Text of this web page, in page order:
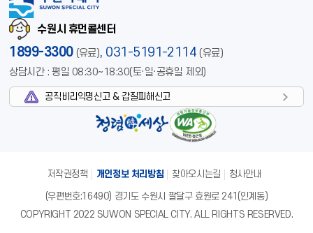
수원시 휴먼콜센터
1899-3300 (유료), 031-5191-2114 (유료)
상담시간 : 평일 08:30~18:30(토·일·공휴일 제외)
공직비리익명신고 & 갑질피해신고
저작권정책 개인정보 처리방침 찾아오시는길 청사안내
(우편번호:16490) 경기도 수원시 팔달구 효원로 241(인계동)
COPYRIGHT 2022 SUWON SPECIAL CITY. ALL RIGHTS RESERVED.